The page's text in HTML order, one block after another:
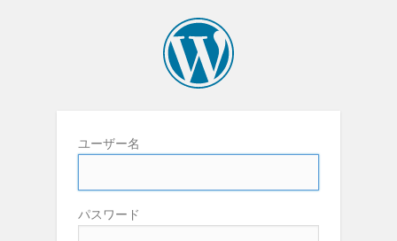
ユーザー名
パスワード